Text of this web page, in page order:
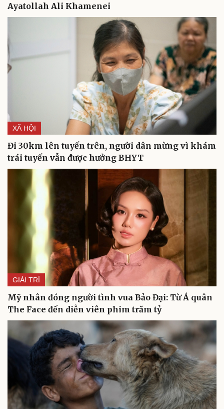
Ayatollah Ali Khamenei
XÃ HỘI
Đi 30km lên tuyến trên, người dân mừng vì khám
trái tuyến vẫn được hưởng BHYT
GIẢI TRÍ
Mỹ nhân đóng người tình vua Bảo Đại: Từ Á quân
The Face đến diễn viên phim trăm tỷ